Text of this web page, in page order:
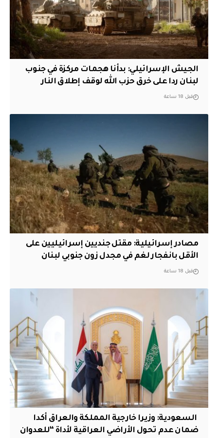
الجيش الإسرائيلي: بدأنا هجمات مركزة في جنوب
لبنان ردا على خرق حزب الله لوقف إطلاق النار
قبل 18 ساعة
مصادر إسرائيلية: مقتل جنديين إسرائيليين على
الأقل بانفجار لغم في مجدل زون جنوبي لبنان
قبل 18 ساعة
‏ السعودية: وزيرا خارجية المملكة والعراق أكدا
ضمان عدم تحول الأراضي العراقية لأداة “للعدوان